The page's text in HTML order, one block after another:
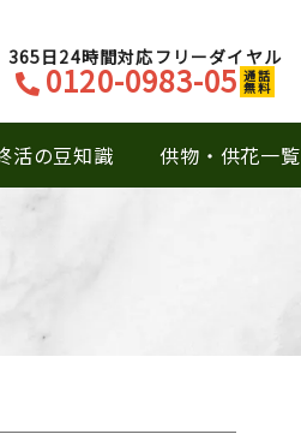
活の豆知識 供物・供花一覧
365日24時間対応フリーダイヤル
0120-0983-05 通話
無料